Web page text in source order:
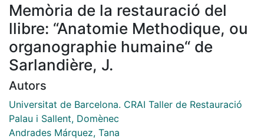
Memòria de la restauració del
llibre: “Anatomie Methodique, ou
organographie humaine“ de
Sarlandière, J.
Autors
Universitat de Barcelona. CRAI Taller de Restauració
Palau i Sallent, Domènec
Andrades Márquez, Tana